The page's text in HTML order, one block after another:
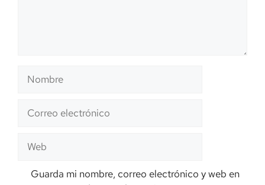
Nombre
electrónico
Guarda mi nombre, correo electrónico y web en